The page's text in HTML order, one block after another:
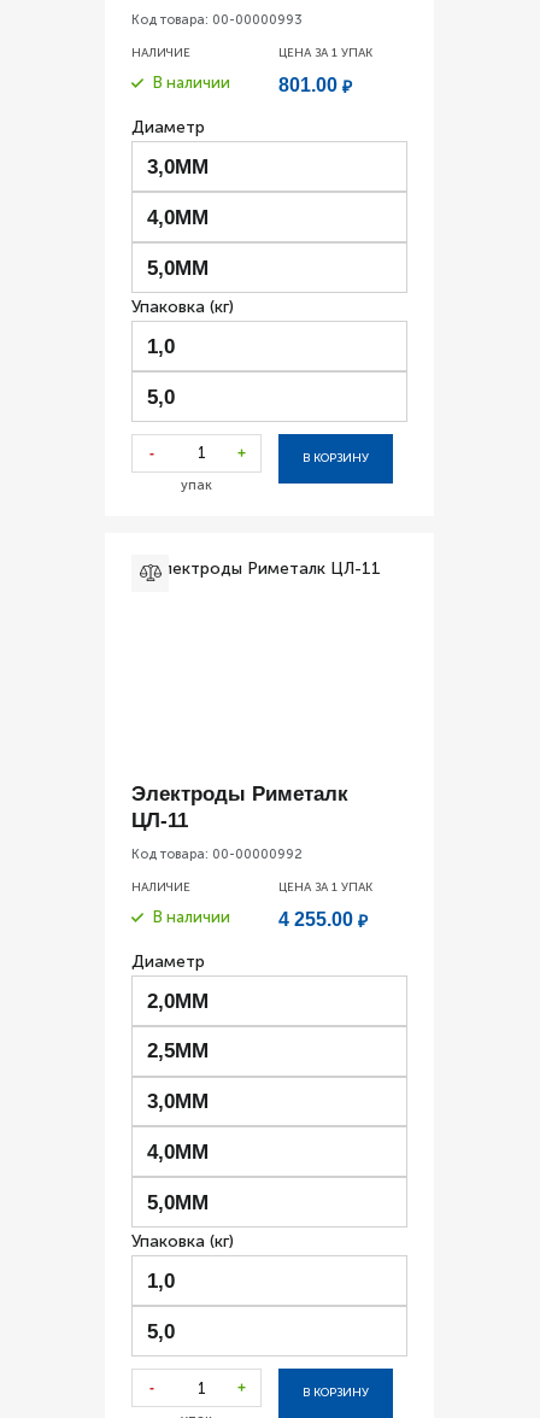
Код товара: 00-00000993
НАЛИЧИЕ
В наличии
ЦЕНА ЗА 1 УПАК
801.00 ₽
Диаметр
3,0ММ
4,0ММ
5,0ММ
Упаковка (кг)
1,0
5,0
- +
упак
В КОРЗИНУ
Электроды Риметалк
ЦЛ-11
Код товара: 00-00000992
НАЛИЧИЕ
В наличии
ЦЕНА ЗА 1 УПАК
4 255.00 ₽
Диаметр
2,0ММ
2,5ММ
3,0ММ
4,0ММ
5,0ММ
Упаковка (кг)
1,0
5,0
- + В КОРЗИНУ